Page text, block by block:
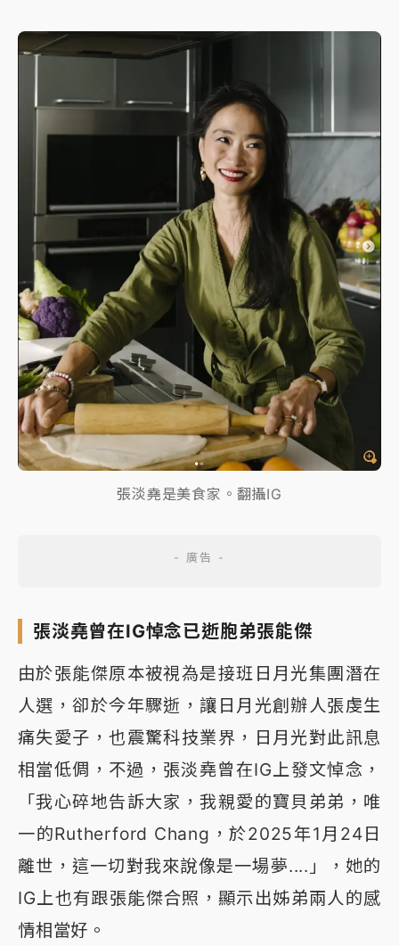
張淡堯是美食家。翻攝IG
張淡堯曾在IG悼念已逝胞弟張能傑
由於張能傑原本被視為是接班日月光集團潛在
人選，卻於今年驟逝，讓日月光創辦人張虔生
痛失愛子，也震驚科技業界，日月光對此訊息
相當低倜，不過，張淡堯曾在IG上發文悼念，
「我心碎地告訴大家，我親愛的寶貝弟弟，唯
一的Rutherford Chang，於2025年1月24日
離世，這一切對我來說像是一場夢....」，她的
IG上也有跟張能傑合照，顯示出姊弟兩人的感
情相當好。